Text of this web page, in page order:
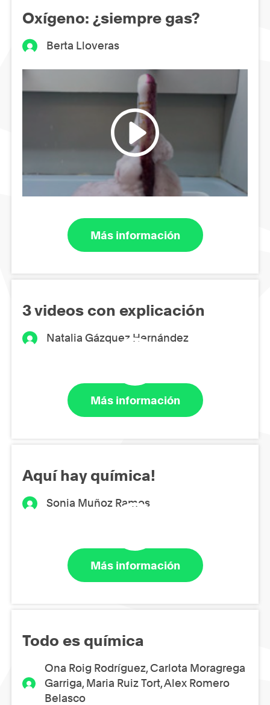
Oxígeno: ¿siempre gas?
Berta Lloveras
Más información
3 videos con explicación
Natalia Gázquez Hernández
Más información
Aquí hay química!
Sonia Muñoz Ramos
Más información
Todo es química
Ona Roig Rodríguez, Carlota Moragrega
Garriga, Maria Ruiz Tort, Alex Romero
Belasco